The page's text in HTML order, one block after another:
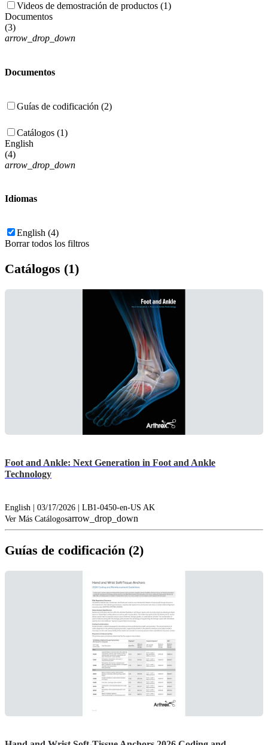
Videos de demostración de productos (1)
Documentos
(3)
arrow_drop_down
Documentos
Guías de codificación (2)
Catálogos (1)
English
(4)
arrow_drop_down
Idiomas
English (4)
Borrar todos los filtros
Catálogos (1)
Foot and Ankle: Next Generation in Foot and Ankle
Technology
English | 03/17/2026 | LB1-0450-en-US AK
Ver Más Catálogosarrow_drop_down
Guías de codificación (2)